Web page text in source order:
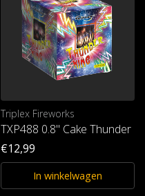
Triplex Fireworks
TXP488 0.8" Cake Thunder
€12,99
In winkelwagen